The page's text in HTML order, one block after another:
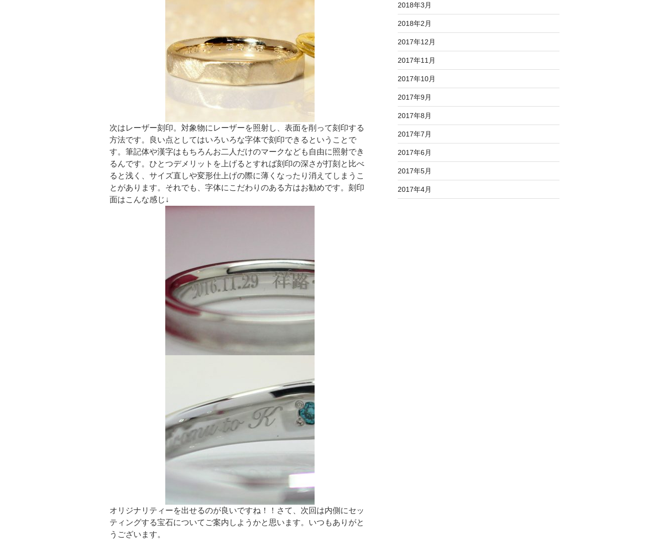
次はレーザー刻印。 対象物にレーザーを照射し、表面を削って刻印する
方法です。良い点としてはいろいろな字体で刻印できるということで
す。筆記体や漢字はもちろんお二人だけのマークなども自由に照射でき
るんです。ひとつデメリットを上げるとすれば刻印の深さが打刻と比べ
ると浅く、サイズ直しや変形仕上げの際に薄くなったり消えてしまうこ
とがあります。それでも、字体にこだわりのある方はお勧めです。刻印
面はこんな感じ↓
オリジナリティーを出せるのが良いですね！！さて、次回は内側にセッ
ティングする宝石についてご案内しようかと思います。いつもありがと
うございます。
2018年3月
2018年2月
2017年12月
2017年11月
2017年10月
2017年9月
2017年8月
2017年7月
2017年6月
2017年5月
2017年4月